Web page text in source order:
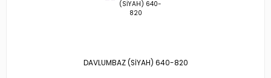
DAVLUMBAZ (SİYAH) 640-820